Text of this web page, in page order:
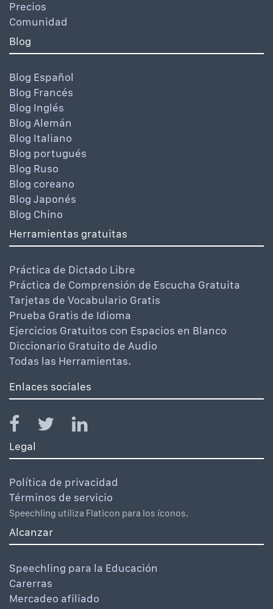
Precios
Comunidad
Blog
Blog Español
Blog Francés
Blog Inglés
Blog Alemán
Blog Italiano
Blog portugués
Blog Ruso
Blog coreano
Blog Japonés
Blog Chino
Herramientas gratuitas
Práctica de Dictado Libre
Práctica de Comprensión de Escucha Gratuita
Tarjetas de Vocabulario Gratis
Prueba Gratis de Idioma
Ejercicios Gratuitos con Espacios en Blanco
Diccionario Gratuito de Audio
Todas las Herramientas.
Enlaces sociales
Legal
Política de privacidad
Términos de servicio
Speechling utiliza Flaticon para los íconos.
Alcanzar
Speechling para la Educación
Carerras
Mercadeo afiliado